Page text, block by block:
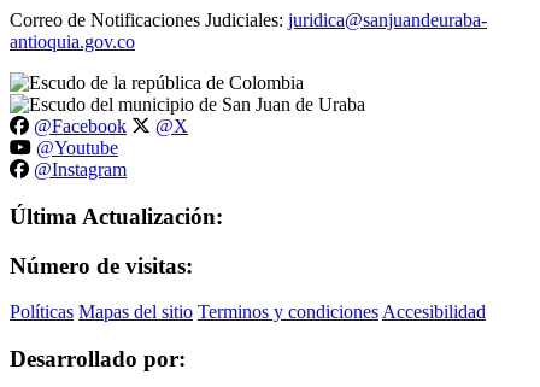
Correo de Notificaciones Judiciales: juridica@sanjuandeuraba-
antioquia.gov.co
@Facebook
@X
@Youtube
@Instagram
Última Actualización:
Número de visitas:
Políticas Mapas del sitio Terminos y condiciones Accesibilidad
Desarrollado por: